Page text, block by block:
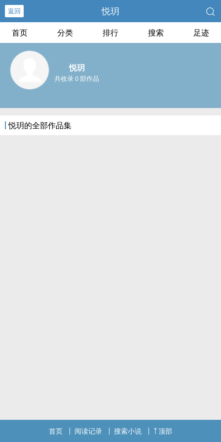
返回 悦玥
首页 分类 排行 搜索 足迹
悦玥
共收录 0 部作品
悦玥的全部作品集
首页 阅读记录 搜索小说 顶部